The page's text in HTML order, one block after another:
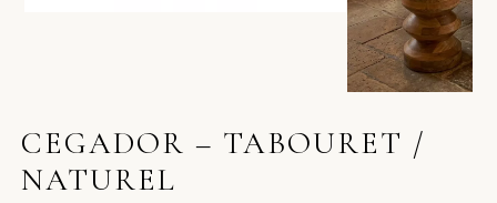
CEGADOR – TABOURET /
NATUREL